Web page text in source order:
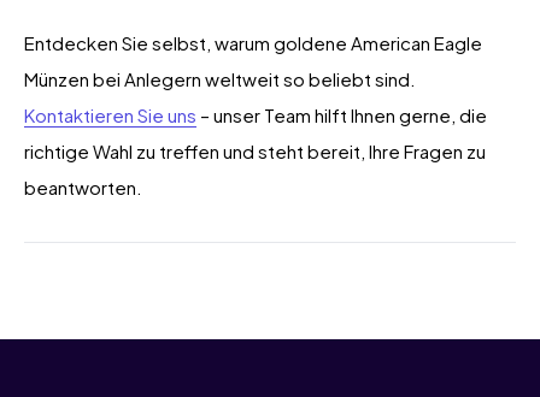
Entdecken Sie selbst, warum goldene American Eagle
Münzen bei Anlegern weltweit so beliebt sind.
Kontaktieren Sie uns – unser Team hilft Ihnen gerne, die
richtige Wahl zu treffen und steht bereit, Ihre Fragen zu
beantworten.